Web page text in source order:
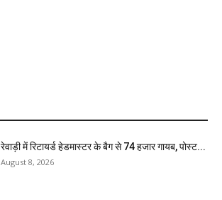
रेवाड़ी में रिटायर्ड हेडमास्टर के बैग से ₹74 हजार गायब, पोस्ट...
August 8, 2026